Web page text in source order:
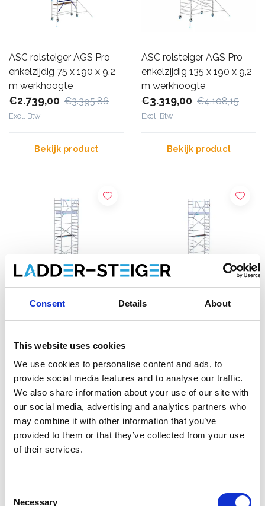
Consent Details About
This website uses cookies
We use cookies to personalise content and ads, to
provide social media features and to analyse our traffic.
We also share information about your use of our site with
our social media, advertising and analytics partners who
may combine it with other information that you’ve
provided to them or that they’ve collected from your use
of their services.
Necessary
ASC rolsteiger AGS Pro
enkelzijdig 75 x 190 x 9,2
m werkhoogte
€2.739,00 €3.395,86
Excl. Btw
Bekijk product
ASC rolsteiger AGS Pro
enkelzijdig 135 x 190 x 9,2
m werkhoogte
€3.319,00 €4.108,15
Excl. Btw
Bekijk product
Original 90x190
€2.409,00 €2.981,72
Excl. Btw
Bekijk product
€2.279,00 €2.519,00
Excl. Btw
Bekijk product